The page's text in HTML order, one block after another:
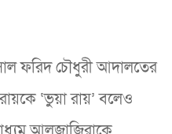
ফরিদ চৌধুরী আদালতের
‘ভুয়া রায়’ বলেও